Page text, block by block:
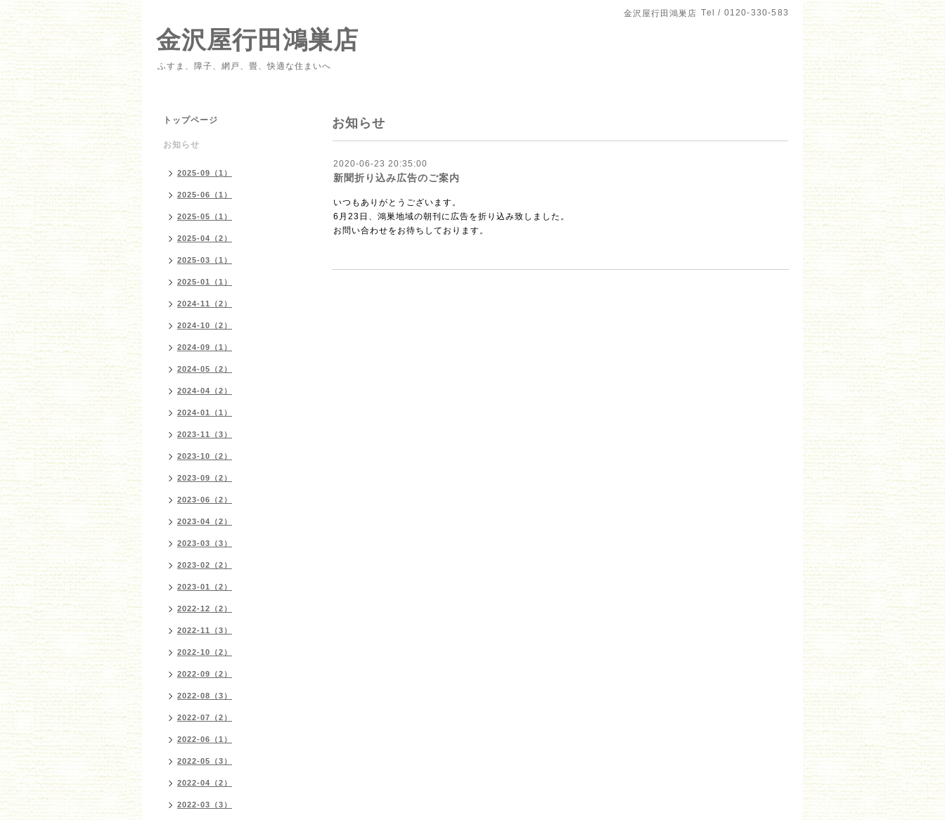
金沢屋行田鴻巣店 Tel / 0120-330-583
金沢屋行田鴻巣店
ふすま、障子、網戸、畳、快適な住まいへ
お知らせ
2020-06-23 20:35:00
新聞折り込み広告のご案内
いつもありがとうございます。
6月23日、鴻巣地域の朝刊に広告を折り込み致しました。
お問い合わせをお待ちしております。
トップページ
お知らせ
2025-09（1）
2025-06（1）
2025-05（1）
2025-04（2）
2025-03（1）
2025-01（1）
2024-11（2）
2024-10（2）
2024-09（1）
2024-05（2）
2024-04（2）
2024-01（1）
2023-11（3）
2023-10（2）
2023-09（2）
2023-06（2）
2023-04（2）
2023-03（3）
2023-02（2）
2023-01（2）
2022-12（2）
2022-11（3）
2022-10（2）
2022-09（2）
2022-08（3）
2022-07（2）
2022-06（1）
2022-05（3）
2022-04（2）
2022-03（3）